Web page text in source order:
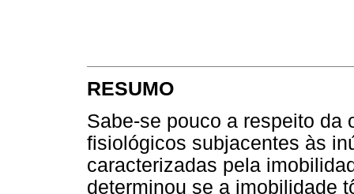
RESUMO
Sabe-se pouco a respeito da
fisiológicos subjacentes às
caracterizadas pela
determinou se a imobilidade